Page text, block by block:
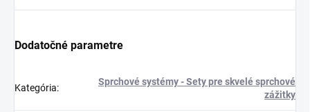
Dodatočné parametre
Kategória:
Sprchové systémy - Sety pre skvelé sprchové
zážitky